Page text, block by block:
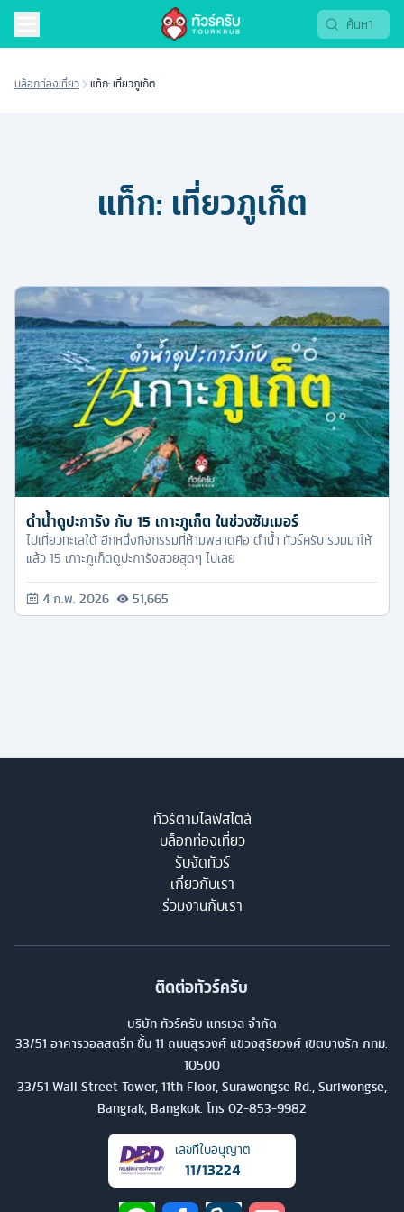
บล็อกท่องเที่ยว แท็ก: เที่ยวภูเก็ต
แท็ก: เที่ยวภูเก็ต
ดำน้ำดูปะการัง กับ 15 เกาะภูเก็ต ในช่วงซัมเมอร์
ไปเที่ยวทะเลใต้ อีกหนึ่งกิจกรรมที่ห้ามพลาดคือ ดำน้ำ ทัวร์ครับ รวมมาให้
แล้ว 15 เกาะภูเก็ตดูปะการังสวยสุดๆ ไปเลย
4 ก.พ. 2026 51,665
ทัวร์ตามไลฟ์สไตล์
บล็อกท่องเที่ยว
รับจัดทัวร์
เกี่ยวกับเรา
ร่วมงานกับเรา
ติดต่อทัวร์ครับ
บริษัท ทัวร์ครับ แทรเวล จำกัด
33/51 อาคารวอลสตรีท ชั้น 11 ถนนสุรวงศ์ แขวงสุริยวงศ์ เขตบางรัก กทม.
10500
33/51 Wall Street Tower, 11th Floor, Surawongse Rd., Suriwongse,
Bangrak, Bangkok. โทร 02-853-9982
เลขที่ใบอนุญาต
11/13224